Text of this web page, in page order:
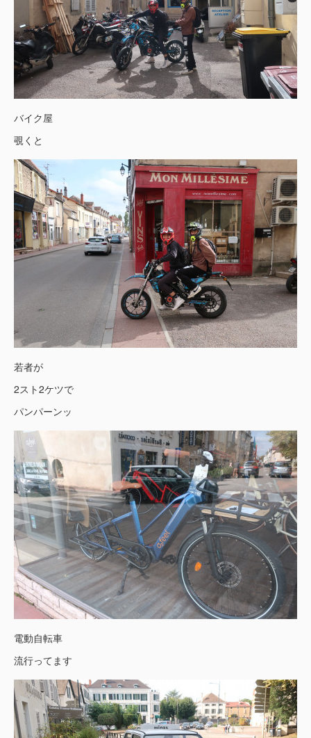
バイク屋
覗くと
若者が
2スト2ケツで
パンパーンッ
電動自転車
流行ってます